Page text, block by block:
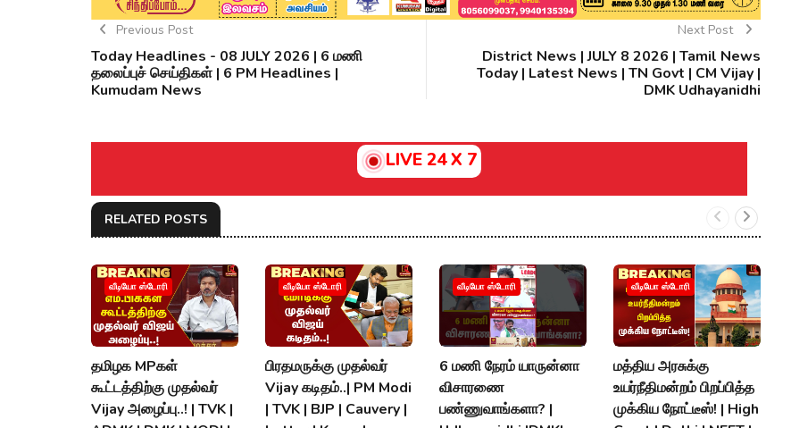
Previous Post
Today Headlines - 08 JULY 2026 | 6 மணி
தலைப்புச் செய்திகள் | 6 PM Headlines |
Kumudam News
Next Post
District News | JULY 8 2026 | Tamil News
Today | Latest News | TN Govt | CM Vijay |
DMK Udhayanidhi
LIVE 24 X 7
RELATED POSTS
வீடியோ ஸ்டோரி
தமிழக MPகள்
கூட்டத்திற்கு முதல்வர்
Vijay அழைப்பு..! | TVK |
வீடியோ ஸ்டோரி
பிரதமருக்கு முதல்வர்
Vijay கடிதம்..| PM Modi
| TVK | BJP | Cauvery |
வீடியோ ஸ்டோரி
6 மணி நேரம் யாருன்னா
விசாரணை
பண்ணுவாங்களா? |
வீடியோ ஸ்டோரி
மத்திய அரசுக்கு
உயர்நீதிமன்றம் பிறப்பித்த
முக்கிய நோட்டீஸ்! | High